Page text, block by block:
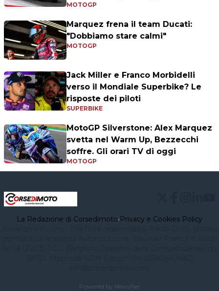
MOTOGP
Marquez frena il team Ducati:
"Dobbiamo stare calmi"
MOTOGP
Jack Miller e Franco Morbidelli
verso il Mondiale Superbike? Le
risposte dei piloti
SUPERBIKE
MotoGP Silverstone: Alex Marquez
svetta nel Warm Up, Bezzecchi
soffre. Gli orari TV di oggi
MOTOGP
La Redazione di Corsedimoto•Privacy e Cookies Policy
Powered by Newsifier